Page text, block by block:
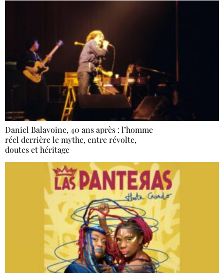
Daniel Balavoine, 40 ans après : l’homme
réel derrière le mythe, entre révolte,
doutes et héritage